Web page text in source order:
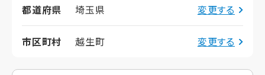
都道府県 埼玉県 変更する
市区町村 越生町 変更する